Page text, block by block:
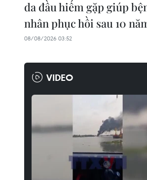
da đầu hiếm gặp giúp
nhân phục hồi sau 10
08/08/2026 03:52
VIDEO